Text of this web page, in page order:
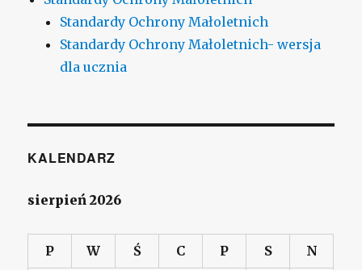
Standardy Ochrony Małoletnich
Standardy Ochrony Małoletnich- wersja
dla ucznia
KALENDARZ
sierpień 2026
P W Ś C P S N